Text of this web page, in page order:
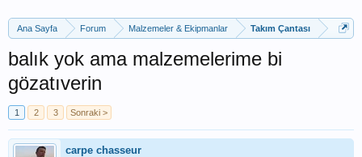
Ana Sayfa Forum Malzemeler & Ekipmanlar Takım Çantası
balık yok ama malzemelerime bi
gözatıverin
1 2 3 Sonraki >
carpe chasseur